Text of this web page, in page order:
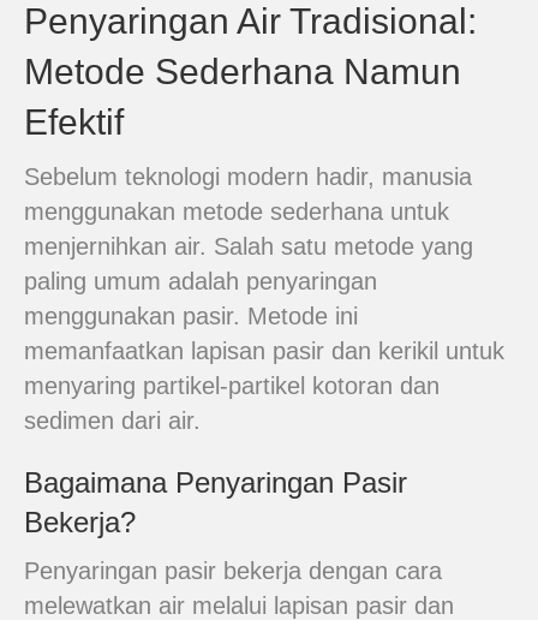
Penyaringan Air Tradisional:
Metode Sederhana Namun
Efektif
Sebelum teknologi modern hadir, manusia
menggunakan metode sederhana untuk
menjernihkan air. Salah satu metode yang
paling umum adalah penyaringan
menggunakan pasir. Metode ini
memanfaatkan lapisan pasir dan kerikil untuk
menyaring partikel-partikel kotoran dan
sedimen dari air.
Bagaimana Penyaringan Pasir
Bekerja?
Penyaringan pasir bekerja dengan cara
melewatkan air melalui lapisan pasir dan